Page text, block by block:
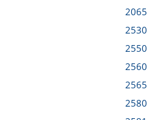
2065
2530
2550
2560
2565
2580